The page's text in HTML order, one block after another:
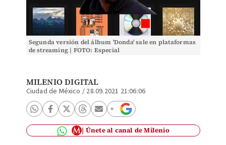
Segunda versión del álbum 'Donda' sale en plataformas
de streaming | FOTO: Especial
MILENIO DIGITAL
Ciudad de México / 28.09.2021 21:06:06
Únete al canal de Milenio